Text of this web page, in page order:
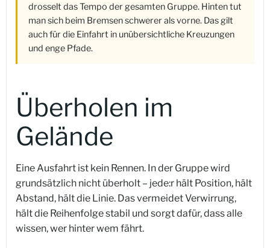
drosselt das Tempo der gesamten Gruppe. Hinten tut
man sich beim Bremsen schwerer als vorne. Das gilt
auch für die Einfahrt in unübersichtliche Kreuzungen
und enge Pfade.
Überholen im
Gelände
Eine Ausfahrt ist kein Rennen. In der Gruppe wird
grundsätzlich nicht überholt – jede:r hält Position, hält
Abstand, hält die Linie. Das vermeidet Verwirrung,
hält die Reihenfolge stabil und sorgt dafür, dass alle
wissen, wer hinter wem fährt.